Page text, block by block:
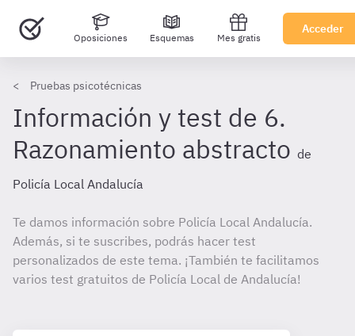
Oposiciones Esquemas Mes gratis
Acceder
Pruebas psicotécnicas
Información y test de 6.
Razonamiento abstracto de
Policía Local Andalucía
Te damos información sobre Policía Local Andalucía.
Además, si te suscribes, podrás hacer test
personalizados de este tema. ¡También te facilitamos
varios test gratuitos de Policía Local de Andalucía!